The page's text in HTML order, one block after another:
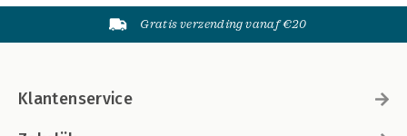
Gratis verzending vanaf €20
Klantenservice